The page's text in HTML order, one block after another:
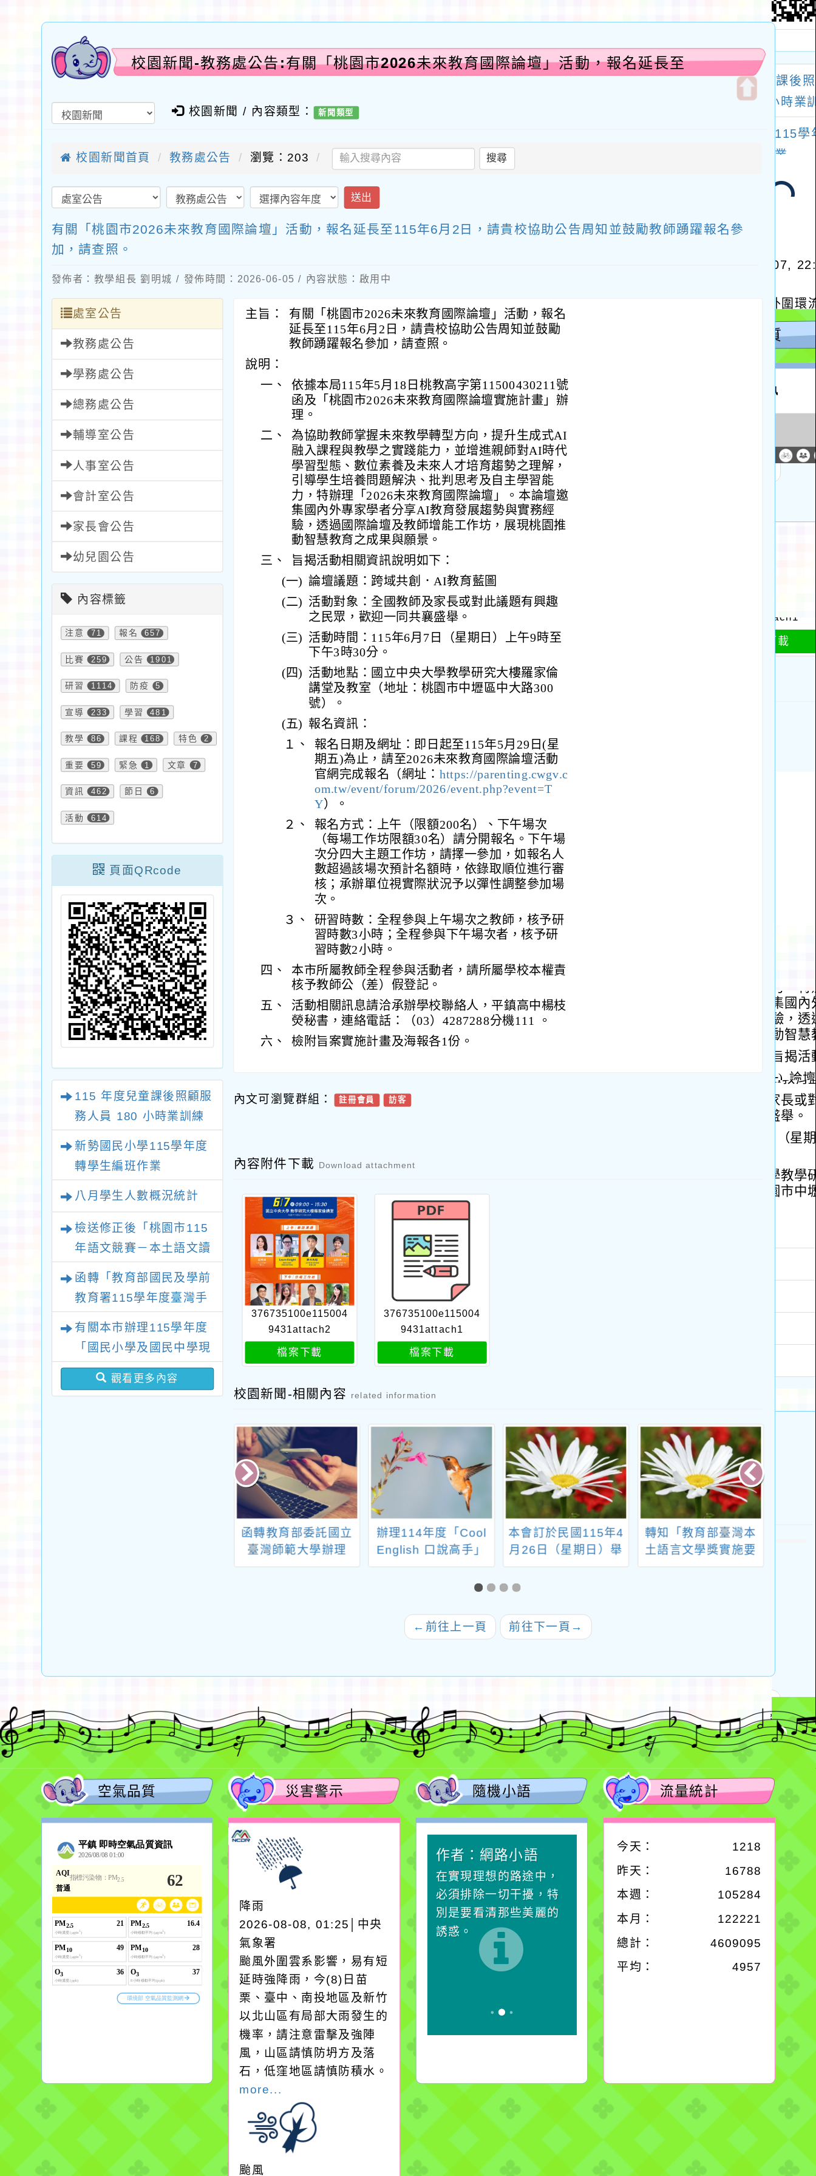
校園新聞-教務處公告:有關「桃園市2026未來教育國際論壇」活動，報名延長至
校園新聞 / 內容類型： 新聞類型
校園新聞首頁 教務處公告 瀏覽：203 搜尋
送出
有關「桃園市2026未來教育國際論壇」活動，報名延長至115年6月2日，請貴校協助公告周知並鼓勵教師踴躍報名參
加，請查照。
發佈者：教學組長 劉明城 / 發佈時間：2026-06-05 / 內容狀態：啟用中
處室公告
教務處公告
學務處公告
總務處公告
輔導室公告
人事室公告
會計室公告
家長會公告
幼兒園公告
內容標籤
注意 71 報名 657
比賽 259 公告 1901
研習 1114 防疫 5
宣導 233 學習 481
教學 86 課程 168 特色 2
重要 59 緊急 1 文章 7
資訊 462 節日 6
活動 614
頁面QRcode
115 年度兒童課後照顧服
務人員 180 小時業訓練
新勢國民小學115學年度
轉學生編班作業
八月學生人數概況統計
檢送修正後「桃園市115
年語文競賽－本土語文讀
函轉「教育部國民及學前
教育署115學年度臺灣手
惠予轉知並鼓勵所屬教師
及教學支援工作人員踴躍
有關本市辦理115學年度
「國民小學及國民中學現
職教師完成臺灣台語/客
語中高級以上語言能力認
觀看更多內容
主旨： 有關「桃園市2026未來教育國際論壇」活動，報名
延長至115年6月2日，請貴校協助公告周知並鼓勵
教師踴躍報名參加，請查照。
說明：
一、
依據本局115年5月18日桃教高字第11500430211號
函及「桃園市2026未來教育國際論壇實施計畫」辦
理。
二、
為協助教師掌握未來教學轉型方向，提升生成式AI
融入課程與教學之實踐能力，並增進親師對AI時代
學習型態、數位素養及未來人才培育趨勢之理解，
引導學生培養問題解決、批判思考及自主學習能
力，特辦理「2026未來教育國際論壇」。本論壇邀
集國內外專家學者分享AI教育發展趨勢與實務經
驗，透過國際論壇及教師增能工作坊，展現桃園推
動智慧教育之成果與願景。
三、
旨揭活動相關資訊說明如下：
(一) 論壇議題：跨域共創．AI教育藍圖
(二) 活動對象：全國教師及家長或對此議題有興趣
之民眾，歡迎一同共襄盛舉。
(三) 活動時間：115年6月7日（星期日）上午9時至
下午3時30分。
(四) 活動地點：國立中央大學教學研究大樓羅家倫
講堂及教室（地址：桃園市中壢區中大路300
號）。
(五) 報名資訊：
１、
報名日期及網址：即日起至115年5月29日(星
期五)為止，請至2026未來教育國際論壇活動
官網完成報名（網址： https://parenting.cwgv.c
om.tw/event/forum/2026/event.php?event=T
Y）。
２、
報名方式：上午（限額200名）、下午場次
（每場工作坊限額30名）請分開報名。下午場
次分四大主題工作坊，請擇一參加，如報名人
數超過該場次預計名額時，依錄取順位進行審
核；承辦單位視實際狀況予以彈性調整參加場
次。
３、
研習時數：全程參與上午場次之教師，核予研
習時數3小時；全程參與下午場次者，核予研
習時數2小時。
四、
本市所屬教師全程參與活動者，請所屬學校本權責
核予教師公（差）假登記。
五、
活動相關訊息請洽承辦學校聯絡人，平鎮高中楊枝
熒秘書，連絡電話：（03）4287288分機111 。
六、
檢附旨案實施計畫及海報各1份。
內文可瀏覽群組： 註冊會員 訪客
內容附件下載 Download attachment
376735100e115004
9431attach2
檔案下載
376735100e115004
9431attach1
檔案下載
校園新聞-相關內容 related information
函轉教育部委託國立
臺灣師範大學辦理
辦理114年度「Cool
English 口說高手」
本會訂於民國115年4
月26日（星期日）舉
2026國小數學檢定暨
AML4/6」，敬請 貴
校公告周知並鼓勵學
轉知「教育部臺灣本
土語言文學獎實施要
← 前往上一頁 前往下一頁 →
空氣品質 災害警示
降雨
2026-08-08, 01:25│中央
氣象署
颱風外圍雲系影響，易有短
延時強降雨，今(8)日苗
栗、臺中、南投地區及新竹
以北山區有局部大雨發生的
機率，請注意雷擊及強陣
風，山區請慎防坍方及落
石，低窪地區請慎防積水。
more...
颱風
隨機小語
作者：網路小語
生活是一面鏡子。你對
作者：網路小語
在實現理想的路途中，
必須排除一切干擾，特
別是要看清那些美麗的
誘惑。
作者：網路小語
一杯清水因滴入一滴污
水而變污濁，一杯污水
卻不會因一滴清水的存
流量統計
今天： 1218
昨天：
16788
本週：
105284
本月：
122221
總計：
4609095
平均： 4957